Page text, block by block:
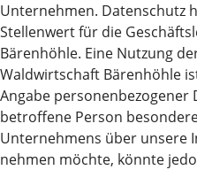
Unternehmen. Datenschutz
Stellenwert für die
Bärenhöhle. Eine Nutzung
Waldwirtschaft Bärenhöhle
Angabe personenbezogener
betroffene Person
Unternehmens über unsere
nehmen möchte, könnte